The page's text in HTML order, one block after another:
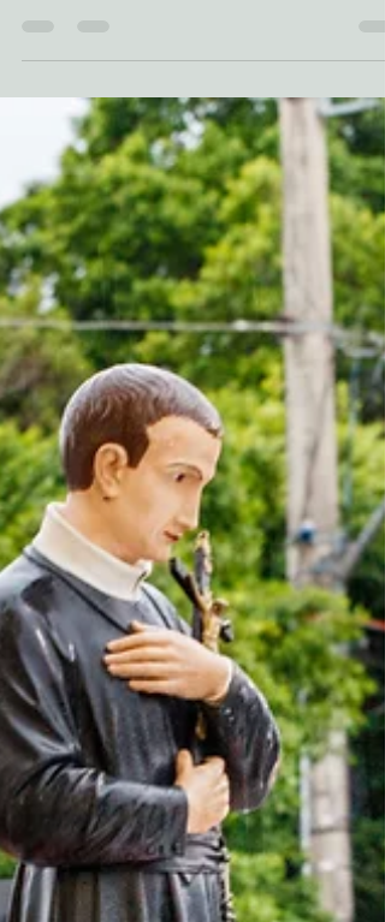
Basílica de São Geraldo. 15h – Missa e novena
para os idosos e enfermos. 17h – Grande
carreata de veículos, saindo do posto de
gasolina Denise I. 19h – Missa de abertura da
Oitava de São Geraldo e Novena na Praça da
Basílica. 20h30 – Show e convívio nas
barraquinha